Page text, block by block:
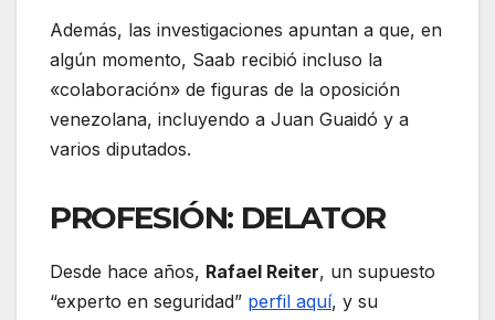
Además, las investigaciones apuntan a que, en
algún momento, Saab recibió incluso la
«colaboración» de figuras de la oposición
venezolana, incluyendo a Juan Guaidó y a
varios diputados.
PROFESIÓN: DELATOR
Desde hace años, Rafael Reiter, un supuesto
“experto en seguridad” perfil aquí, y su